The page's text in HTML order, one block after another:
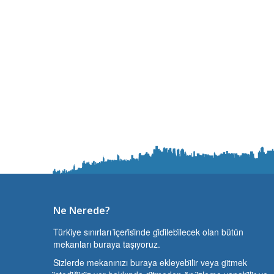
Ne Nerede?
Türki̇ye sınırları i̇çeri̇si̇nde gi̇di̇lebi̇lecek olan bütün
mekanları buraya taşıyoruz.
Si̇zlerde mekanınızı buraya ekleyebi̇li̇r veya gi̇tmek